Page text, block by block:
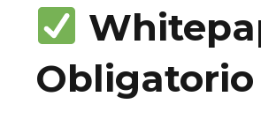
Obligatorio